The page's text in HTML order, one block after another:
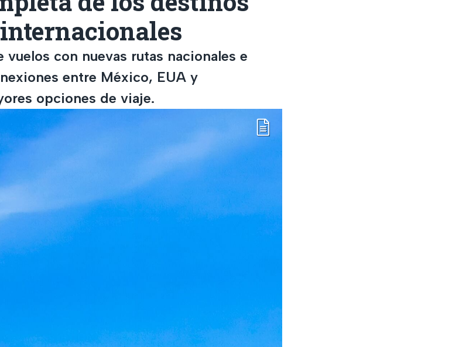
vuelos con nuevas rutas nacionales e
entre México, EUA y
opciones de viaje.